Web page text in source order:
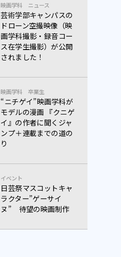
映画学科 ニュース
芸術学部キャンパスの
ドローン空撮映像（映
画学科撮影・録音コー
ス在学生撮影）が公開
されました！
映画学科 卒業生
“ニチゲイ”映画学科が
モデルの漫画 『クニゲ
イ』の作者に聞くジャ
ンプ＋連載までの道の
り
イベント
日芸祭マスコットキャ
ラクター”ゲーサイ
ヌ” 待望の映画制作